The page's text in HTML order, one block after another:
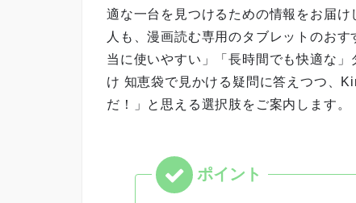
適な一台を見つけるための情報をお届
人も、漫画読む専用のタブレットのお
当に使いやすい」「長時間でも快適な
け 知恵袋で見かける疑問に答えつつ、
だ！」と思える選択肢をご案内します。